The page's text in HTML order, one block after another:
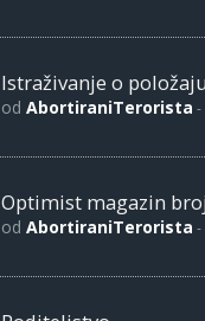
Istraživanje o
od AbortiraniTerorista -
Optimist magazin
od AbortiraniTerorista -